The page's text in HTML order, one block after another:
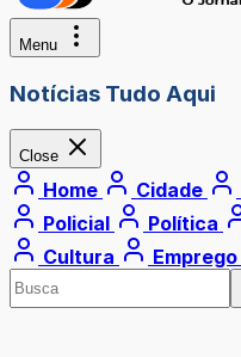
Menu
Notícias Tudo Aqui
Close
Home Cidade
Policial
Política
Cultura
Emprego